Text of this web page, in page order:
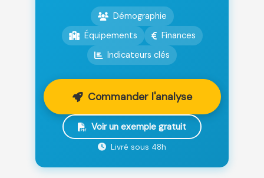
Démographie
Équipements
Finances
Indicateurs clés
Commander l'analyse
Voir un exemple gratuit
Livré sous 48h